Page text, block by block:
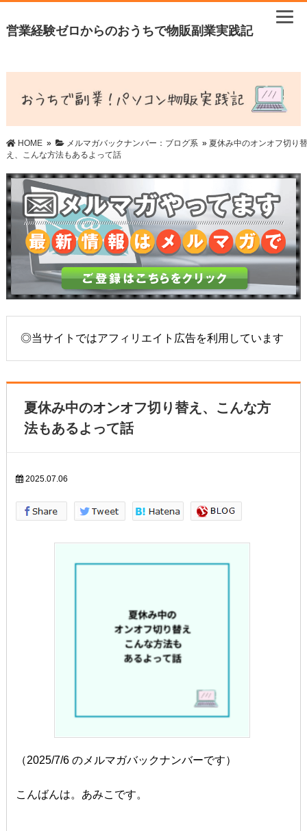
営業経験ゼロからのおうちで物販副業実践記
HOME» メルマガバックナンバー：ブログ系» 夏休み中のオンオフ切り替
え、こんな方法もあるよって話
◎当サイトではアフィリエイト広告を利用しています
夏休み中のオンオフ切り替え、こんな方
法もあるよって話
2025.07.06
（2025/7/6 のメルマガバックナンバーです）
こんばんは。あみこです。